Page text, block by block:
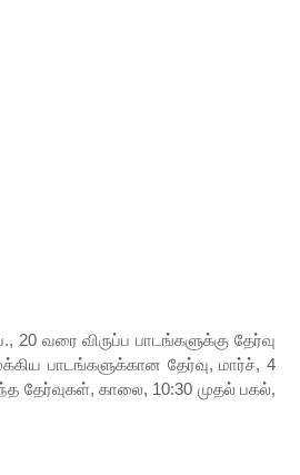
20 வரை விருப்ப பாடங்களுக்கு தேர்வு
பாடங்களுக்கான தேர்வு, மார்ச், 4
தேர்வுகள், காலை, 10:30 முதல் பகல்,